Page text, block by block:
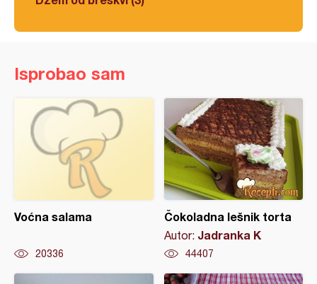
Isprobao sam
Voćna salama
20336
Čokoladna lešnik torta
Autor: Jadranka K
44407